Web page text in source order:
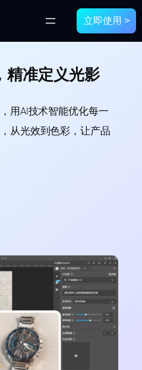
立即使用 >
精准定义光影
用AI技术智能优化每一
从光效到色彩，让产品